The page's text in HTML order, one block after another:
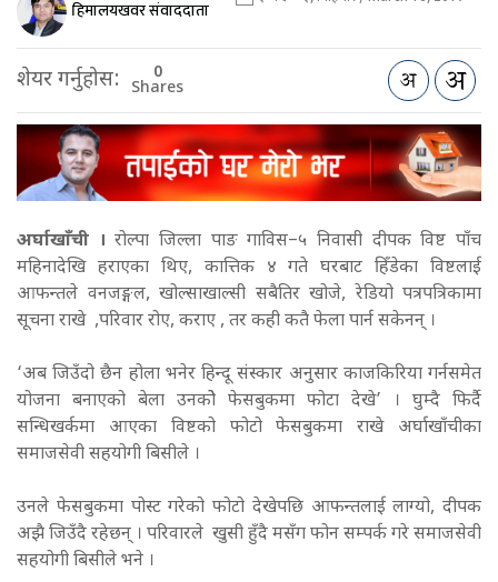
हिमालयखवर संवाददाता
शेयर गर्नुहोस: 0
Shares
अर्घाखाँची ।रोल्पा जिल्ला पाङ गाविस–५ निवासी दीपक विष्ट पाँच
महिनादेखि हराएका थिए, कात्तिक ४ गते घरबाट हिँडेका विष्टलाई
आफन्तले वनजङ्गल, खोल्साखाल्सी सबैतिर खोजे, रेडियो पत्रपत्रिकामा
सूचना राखे ,परिवार रोए, कराए , तर कही कतै फेला पार्न सकेनन् ।
‘अब जिउँदो छैन होला भनेर हिन्दू संस्कार अनुसार काजकिरिया गर्नसमेत
योजना बनाएको बेला उनकोे फेसबुकमा फोटा देखे’ । घुम्दै फिर्दै
सन्धिखर्कमा आएका विष्टको फोटो फेसबुकमा राखे अर्घाखाँचीका
समाजसेवी सहयोगी बिसीले ।
उनले फेसबुकमा पोस्ट गरेको फोटो देखेपछि आफन्तलाई लाग्यो, दीपक
अझै जिउँदै रहेछन् । परिवारले खुसी हुँदै मसँग फोन सम्पर्क गरे समाजसेवी
सहयोगी बिसीले भने ।